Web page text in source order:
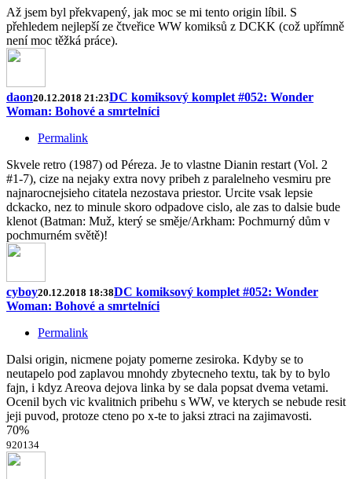
Až jsem byl překvapený, jak moc se mi tento origin líbil. S
přehledem nejlepší ze čtveřice WW komiksů z DCKK (což upřímně
není moc těžká práce).
daon20.12.2018 21:23DC komiksový komplet #052: Wonder
Woman: Bohové a smrtelníci
Permalink
Skvele retro (1987) od Péreza. Je to vlastne Dianin restart (Vol. 2
#1-7), cize na nejaky extra novy pribeh z paralelneho vesmiru pre
najnarocnejsieho citatela nezostava priestor. Urcite vsak lepsie
dckacko, nez to minule skoro odpadove cislo, ale zas to dalsie bude
klenot (Batman: Muž, který se směje/Arkham: Pochmurný dům v
pochmurném světě)!
cyboy20.12.2018 18:38DC komiksový komplet #052: Wonder
Woman: Bohové a smrtelníci
Permalink
Dalsi origin, nicmene pojaty pomerne zesiroka. Kdyby se to
neutapelo pod zaplavou mnohdy zbytecneho textu, tak by to bylo
fajn, i kdyz Areova dejova linka by se dala popsat dvema vetami.
Ocenil bych vic kvalitnich pribehu s WW, ve kterych se nebude resit
jeji puvod, protoze cteno po x-te to jaksi ztraci na zajimavosti.
70%
920134